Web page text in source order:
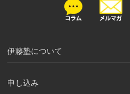
伊藤塾について
申し込み